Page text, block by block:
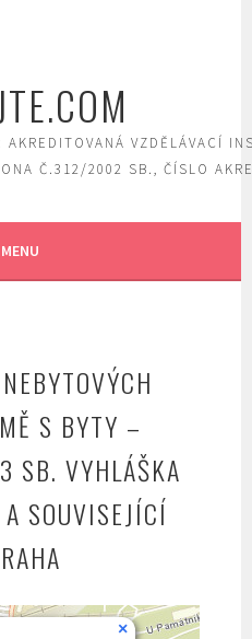
AKREDITOVANÁ VZDĚLÁVACÍ
Č.312/2002 SB., ČÍSLO
MENU
S BYTY –
SB. VYHLÁŠKA
SOUVISEJÍCÍ
×